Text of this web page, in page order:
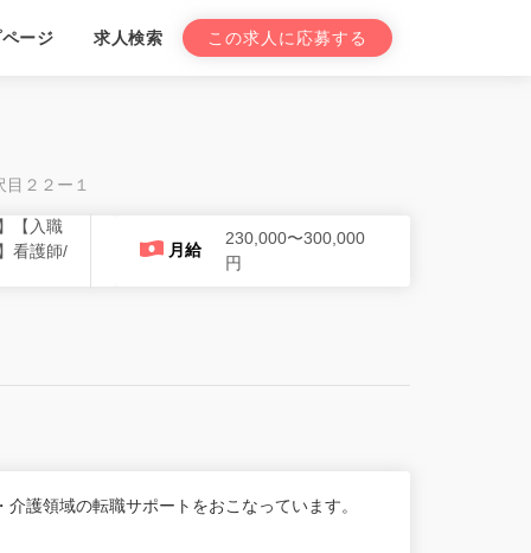
ージ 求人検索 この求人に応募する
２２ー１
【入職
看護師/
月給
230,000〜300,000
円
護領域の転職サポートをおこなっています。